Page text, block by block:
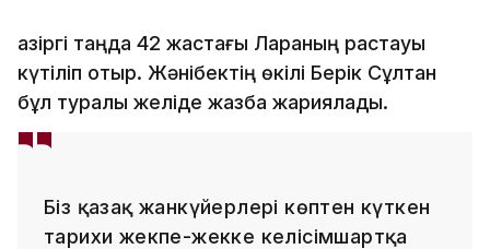
Қазіргі таңда 42 жастағы Лараның растауы
күтіліп отыр. Жәнібектің өкілі Берік Сұлтан
бұл туралы желіде жазба жариялады.
Біз қазақ жанкүйерлері көптен күткен
тарихи жекпе-жекке келісімшартқа